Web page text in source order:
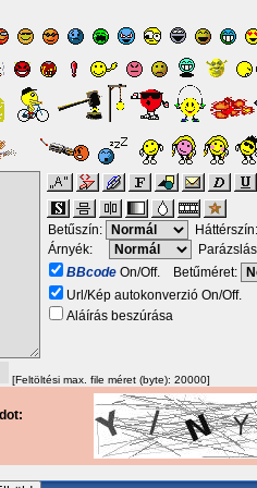
Betűszín:
Árnyék:
BBcodeOn/Off. Betűméret:
Url/Kép autokonverzió On/Off.
Aláírás beszúrása
[Feltöltési max. file méret (byte): 20000]